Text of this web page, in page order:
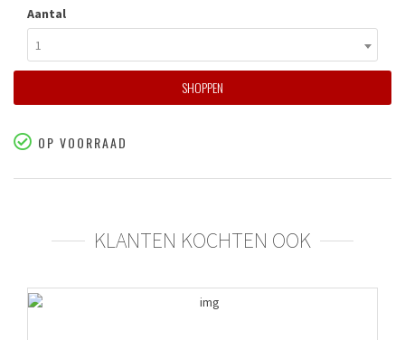
Aantal
1
SHOPPEN
OP VOORRAAD
KLANTEN KOCHTEN OOK